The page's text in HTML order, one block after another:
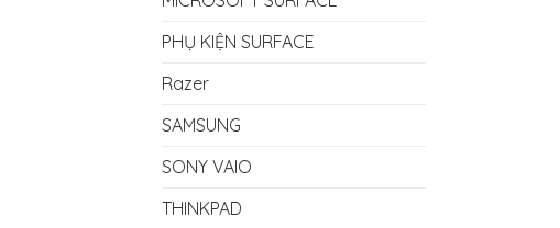
PHỤ KIỆN SURFACE
Razer
SAMSUNG
SONY VAIO
THINKPAD